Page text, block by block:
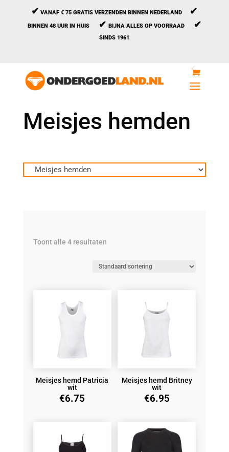
✔ VANAF € 75 GRATIS VERZENDEN BINNEN NEDERLAND ✔
BINNEN 48 UUR IN HUIS ✔ BIJNA ALLES OP VOORRAAD ✔
SINDS 1961
Meisjes hemden
Toont alle 4 resultaten
Meisjes hemd Patricia
wit
€6.75
Meisjes hemd Britney
wit
€6.95